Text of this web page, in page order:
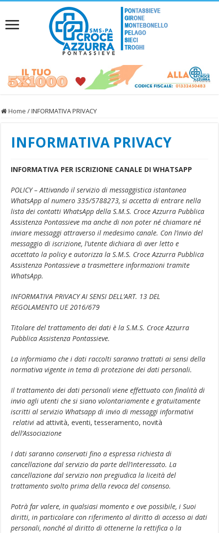
Home /INFORMATIVA PRIVACY
INFORMATIVA PRIVACY
INFORMATIVA PER ISCRIZIONE CANALE DI WHATSAPP
POLICY – Attivando il servizio di messaggistica istantanea
WhatsApp al numero 335/5788273, si accetta di entrare nella
lista dei contatti WhatsApp della S.M.S. Croce Azzurra Pubblica
Assistenza Pontassieve ma anche di non poter né chiamare né
inviare messaggi attraverso il medesimo canale. Con l’invio del
messaggio di iscrizione, l’utente dichiara di aver letto e
accettato la policy e autorizza la S.M.S. Croce Azzurra Pubblica
Assistenza Pontassieve a trasmettere informazioni tramite
WhatsApp.
INFORMATIVA PRIVACY AI SENSI DELL’ART. 13 DEL
REGOLAMENTO UE 2016/679
Titolare del trattamento dei dati è la S.M.S. Croce Azzurra
Pubblica Assistenza Pontassieve.
La informiamo che i dati raccolti saranno trattati ai sensi della
normativa vigente in tema di protezione dei dati personali.
Il trattamento dei dati personali viene effettuato con finalità di
invio agli utenti che si siano volontariamente e gratuitamente
iscritti al servizio Whatsapp di invio di messaggi informativi
relativiad attività, eventi, tesseramento, novità
dell’Associazione
I dati saranno conservati fino a espressa richiesta di
cancellazione dal servizio da parte dell’interessato. La
cancellazione dal servizio non pregiudica la liceità del
trattamento svolto prima della revoca del consenso.
Potrà far valere, in qualsiasi momento e ove possibile, i Suoi
diritti, in particolare con riferimento al diritto di accesso ai dati
personali, nonché al diritto di ottenerne la rettifica o la